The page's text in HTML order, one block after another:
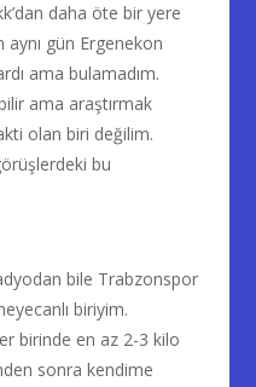
daha öte bir yere
aynı gün Ergenekon
ama bulamadım.
ama araştırmak
olan biri değilim.
bu
bile Trabzonspor
biriyim.
birinde en az 2-3 kilo
sonra kendime